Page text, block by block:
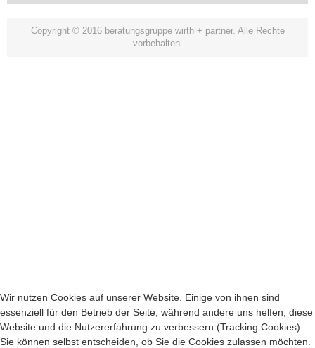
Copyright © 2016 beratungsgruppe wirth + partner. Alle Rechte
vorbehalten.
Wir nutzen Cookies auf unserer Website. Einige von ihnen sind
essenziell für den Betrieb der Seite, während andere uns helfen, diese
Website und die Nutzererfahrung zu verbessern (Tracking Cookies).
Sie können selbst entscheiden, ob Sie die Cookies zulassen möchten.